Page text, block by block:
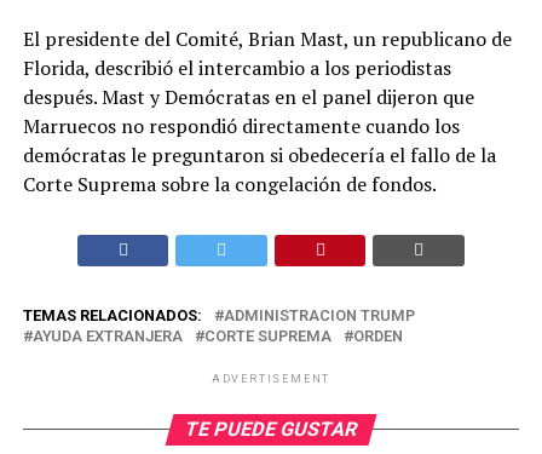
El presidente del Comité, Brian Mast, un republicano de
Florida, describió el intercambio a los periodistas
después. Mast y Demócratas en el panel dijeron que
Marruecos no respondió directamente cuando los
demócratas le preguntaron si obedecería el fallo de la
Corte Suprema sobre la congelación de fondos.
TEMAS RELACIONADOS:
ADMINISTRACION TRUMP
AYUDA EXTRANJERA
CORTE SUPREMA ORDEN
ADVERTISEMENT
TE PUEDE GUSTAR